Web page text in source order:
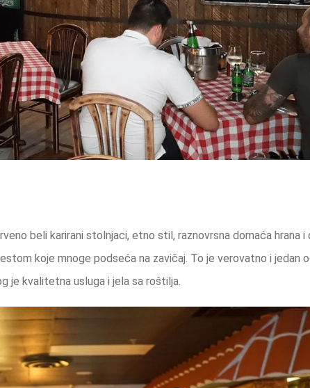
beli karirani stolnjaci, etno stil, raznovrsna domaća hrana i
koje mnoge podseća na zavičaj. To je verovatno i jedan
je kvalitetna usluga i jela sa roštilja.